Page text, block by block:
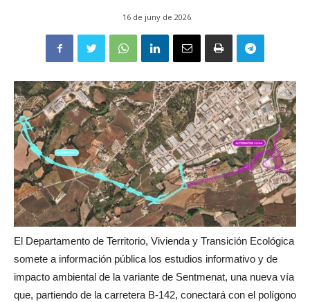
16 de juny de 2026
El Departamento de Territorio, Vivienda y Transición Ecológica
somete a información pública los estudios informativo y de
impacto ambiental de la variante de Sentmenat, una nueva vía
que, partiendo de la carretera B-142, conectará con el polígono